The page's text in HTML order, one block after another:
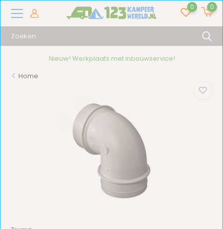
0 0
Nieuw! Werkplaats met inbouwservice!
Home